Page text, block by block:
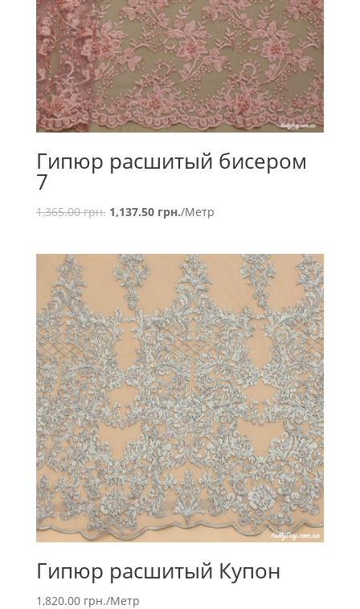
Гипюр расшитый бисером
7
1,365.00грн. 1,137.50 грн./Метр
Гипюр расшитый Купон
1,820.00 грн./Метр